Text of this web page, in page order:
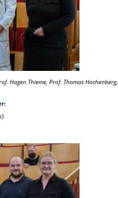
Hagen Thieme, Prof. Thomas